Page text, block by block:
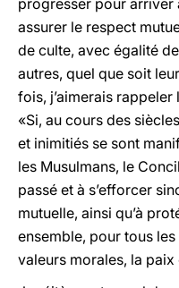
progresser pour
assurer le respect
de culte, avec égalité
autres, quel que soit
fois, j’aimerais
«Si, au cours des
et inimitiés se sont
les Musulmans, le
passé et à s’efforcer
mutuelle, ainsi qu’à
ensemble, pour tous
valeurs morales, la